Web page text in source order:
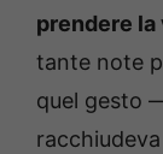
prendere la
tante note
quel gesto